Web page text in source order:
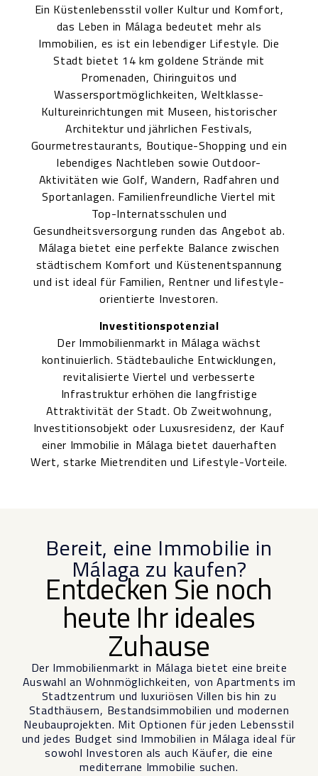
Ein Küstenlebensstil voller Kultur und Komfort,
das Leben in Málaga bedeutet mehr als
Immobilien, es ist ein lebendiger Lifestyle. Die
Stadt bietet 14 km goldene Strände mit
Promenaden, Chiringuitos und
Wassersportmöglichkeiten, Weltklasse-
Kultureinrichtungen mit Museen, historischer
Architektur und jährlichen Festivals,
Gourmetrestaurants, Boutique-Shopping und ein
lebendiges Nachtleben sowie Outdoor-
Aktivitäten wie Golf, Wandern, Radfahren und
Sportanlagen. Familienfreundliche Viertel mit
Top-Internatsschulen und
Gesundheitsversorgung runden das Angebot ab.
Málaga bietet eine perfekte Balance zwischen
städtischem Komfort und Küstenentspannung
und ist ideal für Familien, Rentner und lifestyle-
orientierte Investoren.
Investitionspotenzial
Der Immobilienmarkt in Málaga wächst
kontinuierlich. Städtebauliche Entwicklungen,
revitalisierte Viertel und verbesserte
Infrastruktur erhöhen die langfristige
Attraktivität der Stadt. Ob Zweitwohnung,
Investitionsobjekt oder Luxusresidenz, der Kauf
einer Immobilie in Málaga bietet dauerhaften
Wert, starke Mietrenditen und Lifestyle-Vorteile.
Bereit, eine Immobilie in
Málaga zu kaufen?
Entdecken Sie noch
heute Ihr ideales
Zuhause
Der Immobilienmarkt in Málaga bietet eine breite
Auswahl an Wohnmöglichkeiten, von Apartments im
Stadtzentrum und luxuriösen Villen bis hin zu
Stadthäusern, Bestandsimmobilien und modernen
Neubauprojekten. Mit Optionen für jeden Lebensstil
und jedes Budget sind Immobilien in Málaga ideal für
sowohl Investoren als auch Käufer, die eine
mediterrane Immobilie suchen.